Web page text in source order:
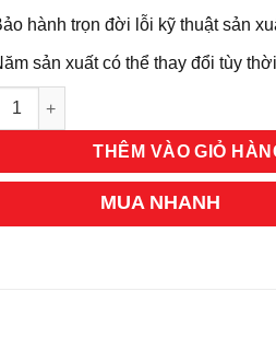
hành trọn đời lỗi kỹ thuật sản
sản xuất có thể thay đổi tùy
THÊM VÀO GIỎ
MUA NHANH